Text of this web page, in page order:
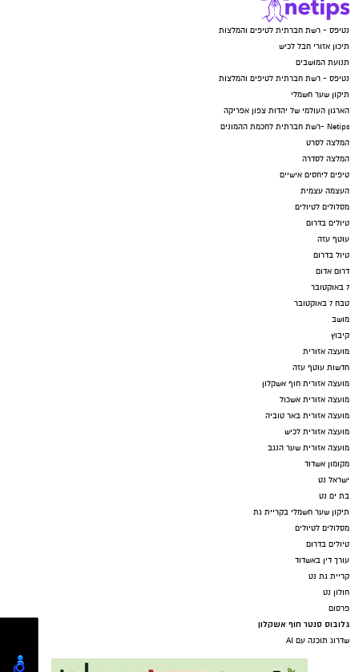
נטיפס - רשת חברתית לטיפים והמלצות
תיכון אזורי חבל לכיש
תנועת המושבים
נטיפס - רשת חברתית לטיפים והמלצות
תיקון שער חשמלי
הארגון העולמי של יהדות צפון אפריקה
Netips -רשת חברתית לחכמת ההמונים
המלצה לסרט
המלצה לסדרה
טיפים ליחסים אישיים
העצמה עצמית
מסלולים לטיולים
טיולים בדרום
עוטף עזה
טיול בדרום
דרום אדום
7 באוקטובר
טבח 7 באוקטובר
מושב
קיבוץ
מועצה אזורית
חדשות עוטף עזה
מועצה אזורית חוף אשקלון
מועצה אזורית אשכול
מועצה אזורית באר טוביה
מועצה אזורית לכיש
מועצה אזורית שער הנגב
מקומון אשדוד
ישראל נט
בת ים נט
תיקון שער חשמלי בקריית גת
מסלולים לטיולים
טיולים בדרום
עורך דין באשדוד
קריית גת נט
חולון נט
פרסום
גלובוס סנטר חוף אשקלון
שדרוג תוכנה עם AI